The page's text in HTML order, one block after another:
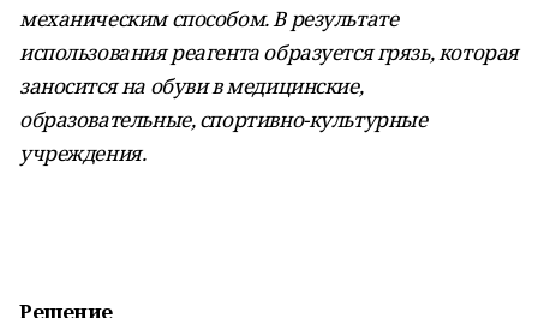
механическим способом. В результате
использования реагента образуется грязь, которая
заносится на обуви в медицинские,
образовательные, спортивно-культурные
учреждения.
Решение